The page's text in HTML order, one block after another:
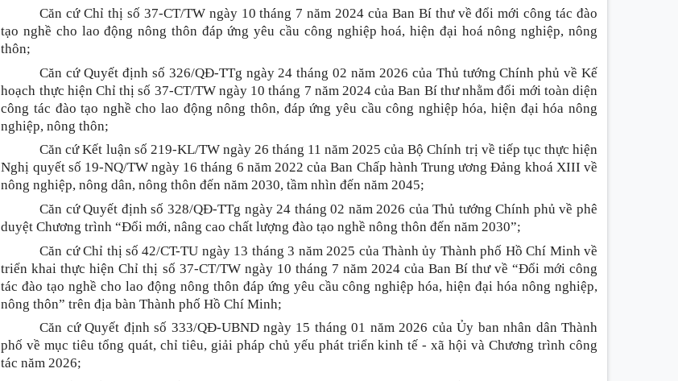
Căn cứ Chỉ thị số 37-CT/TW ngày 10 tháng 7 năm 2024 của Ban Bí thư về đổi mới công tác đào
tạo nghề cho lao động nông thôn đáp ứng yêu cầu công nghiệp hoá, hiện đại hoá nông nghiệp, nông
thôn;
Căn cứ Quyết định số 326/QĐ-TTg ngày 24 tháng 02 năm 2026 của Thủ tướng Chính phủ về Kế
hoạch thực hiện Chỉ thị số 37-CT/TW ngày 10 tháng 7 năm 2024 của Ban Bí thư nhằm đổi mới toàn diện
công tác đào tạo nghề cho lao động nông thôn, đáp ứng yêu cầu công nghiệp hóa, hiện đại hóa nông
nghiệp, nông thôn;
Căn cứ Kết luận số 219-KL/TW ngày 26 tháng 11 năm 2025 của Bộ Chính trị về tiếp tục thực hiện
Nghị quyết số 19-NQ/TW ngày 16 tháng 6 năm 2022 của Ban Chấp hành Trung ương Đảng khoá XIII về
nông nghiệp, nông dân, nông thôn đến năm 2030, tầm nhìn đến năm 2045;
Căn cứ Quyết định số 328/QĐ-TTg ngày 24 tháng 02 năm 2026 của Thủ tướng Chính phủ về phê
duyệt Chương trình “Đổi mới, nâng cao chất lượng đào tạo nghề nông thôn đến năm 2030”;
Căn cứ Chỉ thị số 42/CT-TU ngày 13 tháng 3 năm 2025 của Thành ủy Thành phố Hồ Chí Minh về
triển khai thực hiện Chỉ thị số 37-CT/TW ngày 10 tháng 7 năm 2024 của Ban Bí thư về “Đổi mới công
tác đào tạo nghề cho lao động nông thôn đáp ứng yêu cầu công nghiệp hóa, hiện đại hóa nông nghiệp,
nông thôn” trên địa bàn Thành phố Hồ Chí Minh;
Căn cứ Quyết định số 333/QĐ-UBND ngày 15 tháng 01 năm 2026 của Ủy ban nhân dân Thành
phố về mục tiêu tổng quát, chỉ tiêu, giải pháp chủ yếu phát triển kinh tế - xã hội và Chương trình công
tác năm 2026;